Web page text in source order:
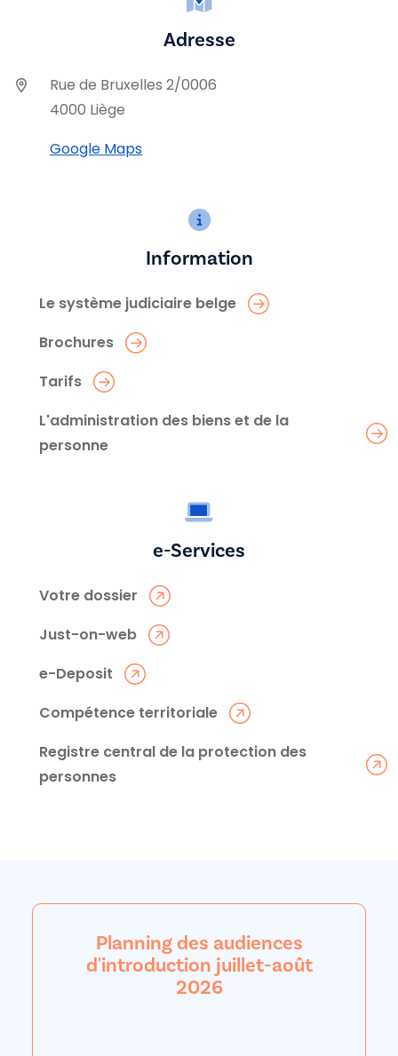
Adresse
Rue de Bruxelles 2/0006
4000 Liège
Google Maps
Information
Le système judiciaire belge
Brochures
Tarifs
L'administration des biens et de la
personne
e-Services
Votre dossier
Just-on-web
e-Deposit
Compétence territoriale
Registre central de la protection des
personnes
Planning des audiences
d'introduction juillet-août
2026